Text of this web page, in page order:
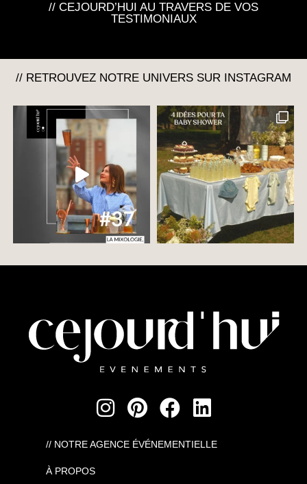
// CEJOURD’HUI AU TRAVERS DE VOS
TESTIMONIAUX
// RETROUVEZ NOTRE UNIVERS SUR INSTAGRAM
// NOTRE AGENCE ÉVÉNEMENTIELLE
À PROPOS